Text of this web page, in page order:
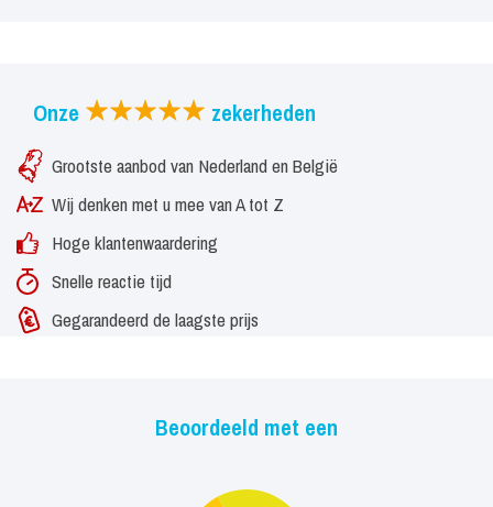
Onze zekerheden
Grootste aanbod van Nederland en België
Wij denken met u mee van A tot Z
Hoge klantenwaardering
Snelle reactie tijd
Gegarandeerd de laagste prijs
Beoordeeld met een